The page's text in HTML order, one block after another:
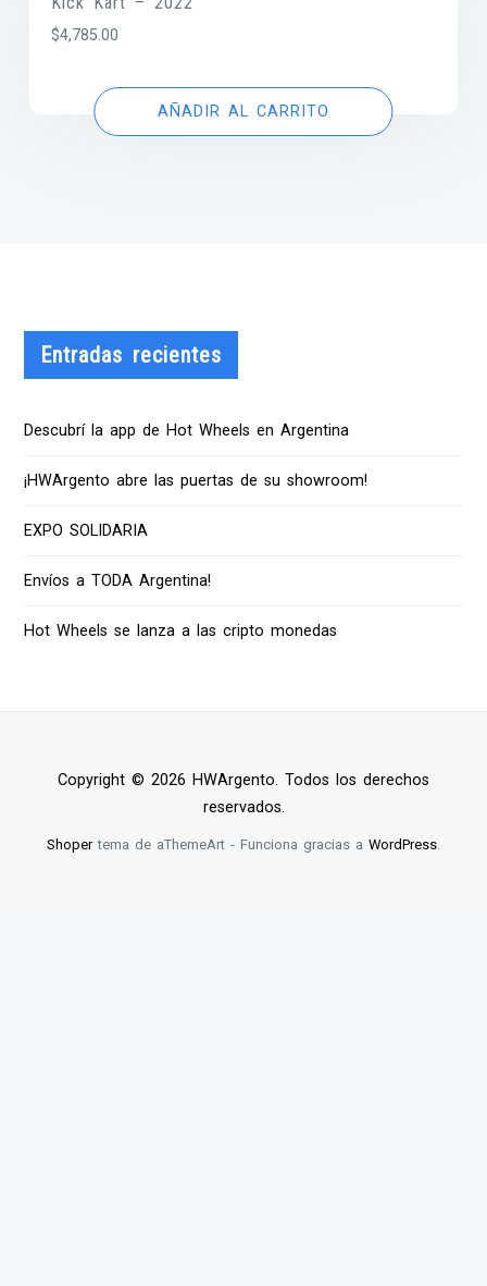
$4,785.00
AÑADIR AL CARRITO
Entradas recientes
Descubrí la app de Hot Wheels en Argentina
¡HWArgento abre las puertas de su showroom!
EXPO SOLIDARIA
Envíos a TODA Argentina!
Hot Wheels se lanza a las cripto monedas
Copyright © 2026 HWArgento. Todos los derechos
reservados.
Shopertema de aThemeArt - Funciona gracias a WordPress